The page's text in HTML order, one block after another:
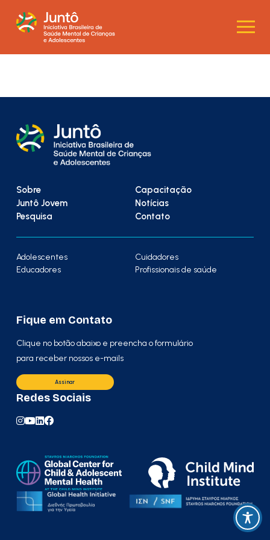
Sobre
Capacitação
Juntô Jovem
Notícias
Pesquisa
Contato
Adolescentes
Cuidadores
Educadores
Profissionais de saúde
Fique em Contato
Clique no botão abaixo e preencha o formulário
para receber nossos e-mails
Assinar
Redes Sociais